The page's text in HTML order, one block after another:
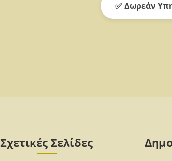
✅ Δωρεάν
Σχετικές Σελίδες